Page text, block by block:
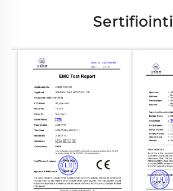
Sertifiointi